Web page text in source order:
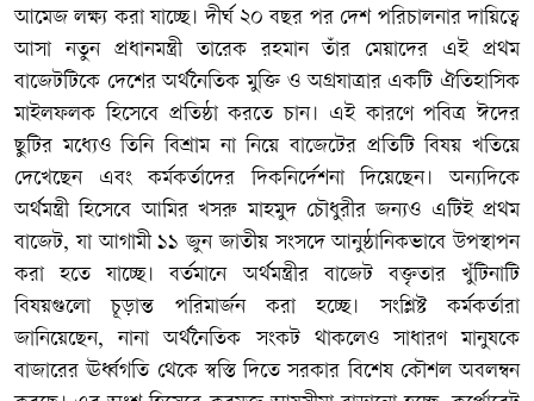
আমেজ লক্ষ্য করা যাচ্ছে। দীর্ঘ ২০ বছর পর দেশ পরিচালনার দায়িত্বে
আসা নতুন প্রধানমন্ত্রী তারেক রহমান তাঁর মেয়াদের এই প্রথম
বাজেটটিকে দেশের অর্থনৈতিক মুক্তি ও অগ্রযাত্রার একটি ঐতিহাসিক
মাইলফলক হিসেবে প্রতিষ্ঠা করতে চান। এই কারণে পবিত্র ঈদের
ছুটির মধ্যেও তিনি বিশ্রাম না নিয়ে বাজেটের প্রতিটি বিষয় খতিয়ে
দেখেছেন এবং কর্মকর্তাদের দিকনির্দেশনা দিয়েছেন। অন্যদিকে
অর্থমন্ত্রী হিসেবে আমির খসরু মাহমুদ চৌধুরীর জন্যও এটিই প্রথম
বাজেট, যা আগামী ১১ জুন জাতীয় সংসদে আনুষ্ঠানিকভাবে উপস্থাপন
করা হতে যাচ্ছে। বর্তমানে অর্থমন্ত্রীর বাজেট বক্তৃতার খুঁটিনাটি
বিষয়গুলো চূড়ান্ত পরিমার্জন করা হচ্ছে। সংশ্লিষ্ট কর্মকর্তারা
জানিয়েছেন, নানা অর্থনৈতিক সংকট থাকলেও সাধারণ মানুষকে
বাজারের ঊর্ধ্বগতি থেকে স্বস্তি দিতে সরকার বিশেষ কৌশল অবলম্বন